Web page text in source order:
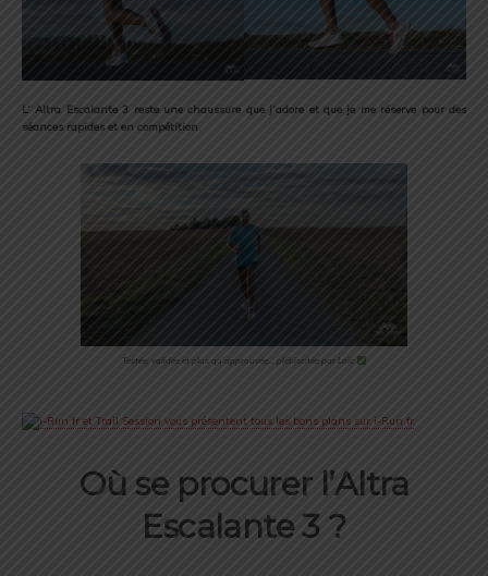
L’ Altra Escalante 3 reste une chaussure que j’adore et que je me réserve pour des
séances rapides et en compétition
Testée, validée et plus qu’approuvée… plébiscitée par Loïc
Où se procurer l’Altra
Escalante 3 ?